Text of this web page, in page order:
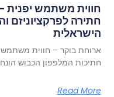
חווית משתמש יפנית
חתירה לפרקציוניזם
הישראלית
חתיכות המלפפון הכבוש
Read More